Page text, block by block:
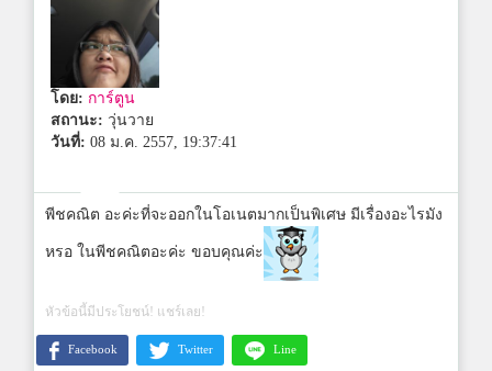
โดย: การ์ตูน
สถานะ: วุ่นวาย
วันที่: 08 ม.ค. 2557, 19:37:41
พีชคณิต อะค่ะที่จะออกในโอเนตมากเป็นพิเศษ มีเรื่องอะไรมัง
หรอ ในพีชคณิตอะค่ะ ขอบคุณค่ะ
หัวข้อนี้มีประโยชน์! แชร์เลย!
Facebook Twitter Line